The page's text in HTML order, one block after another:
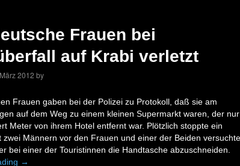
Frauen bei
auf Krabi verletzt
2012 by
Frauen gaben bei der Polizei zu Protokoll, daß sie am
auf dem Weg zu einem kleinen Supermarkt waren, der nur
Meter von ihrem Hotel entfernt war. Plötzlich stoppte ein
zwei Männern vor den Frauen und einer der Beiden
bei einer der Touristinnen die Handtasche abzuschneiden.
→